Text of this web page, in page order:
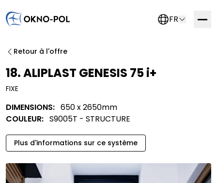
FR
Retour à l'offre
FIXE
18. ALIPLAST GENESIS 75 i+
DIMENSIONS: 650 x 2650mm
COULEUR: S9005T - STRUCTURE
Plus d'informations sur ce système
Contactez-nous
Si vous êtes intéressé par une collaboration avec
vous contacterons dès que possible.
Entreprise commerciale
Entreprise de construction
Entreprise d'assemblage
Autre